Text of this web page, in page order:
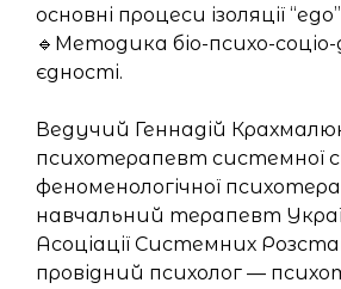
основні процеси ізоляції
🔹Методика біо-психо-соціо-
єдності.
Ведучий Геннадій
психотерапевт системної
феноменологічної
навчальний терапевт
Асоціації Системних
провідний психолог —